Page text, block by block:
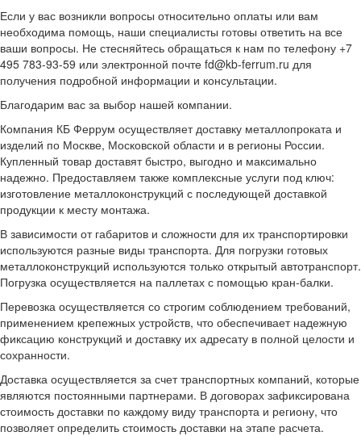
Если у вас возникли вопросы относительно оплаты или вам
необходима помощь, наши специалисты готовы ответить на все
ваши вопросы. Не стесняйтесь обращаться к нам по телефону +7
495 783-93-59 или электронной почте fd@kb-ferrum.ru для
получения подробной информации и консультации.
Благодарим вас за выбор нашей компании.
Компания КБ Феррум осуществляет доставку металлопроката и
изделий по Москве, Московской области и в регионы России.
Купленный товар доставят быстро, выгодно и максимально
надежно. Предоставляем также комплексные услуги под ключ:
изготовление металлоконструкций с последующей доставкой
продукции к месту монтажа.
В зависимости от габаритов и сложности для их транспортировки
используются разные виды транспорта. Для погрузки готовых
металлоконструкций используются только открытый автотранспорт.
Погрузка осуществляется на паллетах с помощью кран-балки.
Перевозка осуществляется со строгим соблюдением требований,
применением крепежных устройств, что обеспечивает надежную
фиксацию конструкций и доставку их адресату в полной целости и
сохранности.
Доставка осуществляется за счет транспортных компаний, которые
являются постоянными партнерами. В договорах зафиксирована
стоимость доставки по каждому виду транспорта и региону, что
позволяет определить стоимость доставки на этапе расчета.